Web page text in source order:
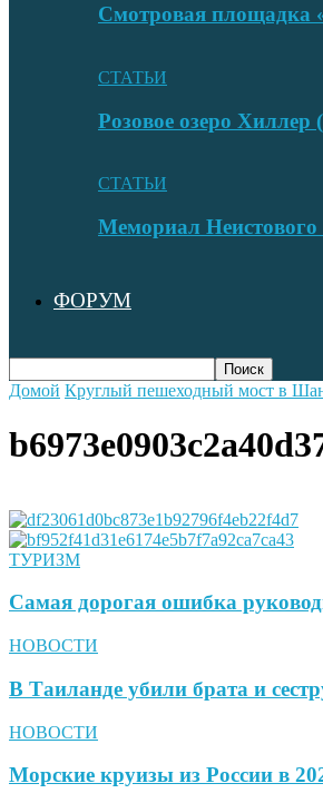
Смотровая площадка
СТАТЬИ
Розовое озеро
СТАТЬИ
Мемориал
ФОРУМ
Домой Круглый пешеходный мост в
ТУРИЗМ
Самая дорогая ошибка
НОВОСТИ
В Таиланде убили брата и
НОВОСТИ
Морские круизы из России в